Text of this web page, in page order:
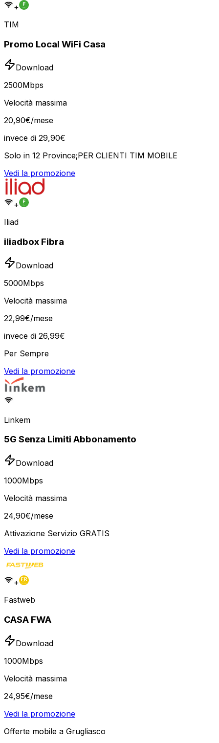
+
TIM
Promo Local WiFi Casa
Download
2500Mbps
Velocità massima
20,90€/mese
invece di 29,90€
Solo in 12 Province;PER CLIENTI TIM MOBILE
Vedi la promozione
+
Iliad
iliadbox Fibra
Download
5000Mbps
Velocità massima
22,99€/mese
invece di 26,99€
Per Sempre
Vedi la promozione
Linkem
5G Senza Limiti Abbonamento
Download
1000Mbps
Velocità massima
24,90€/mese
Attivazione Servizio GRATIS
Vedi la promozione
+
Fastweb
CASA FWA
Download
1000Mbps
Velocità massima
24,95€/mese
Vedi la promozione
Offerte mobile a Grugliasco